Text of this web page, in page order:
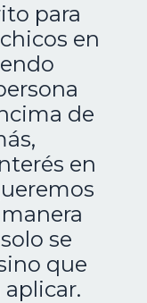
para
en
de
en
se
que